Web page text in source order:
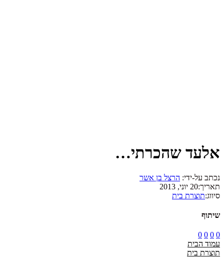
אלעד שהכרתי…
נכתב על-ידי: הרצל בן אשר
תאריך:20 יוני, 2013
סיווג:תוצרת בית
שיתוף
0
0
0
0
עמוד הבית
תוצרת בית